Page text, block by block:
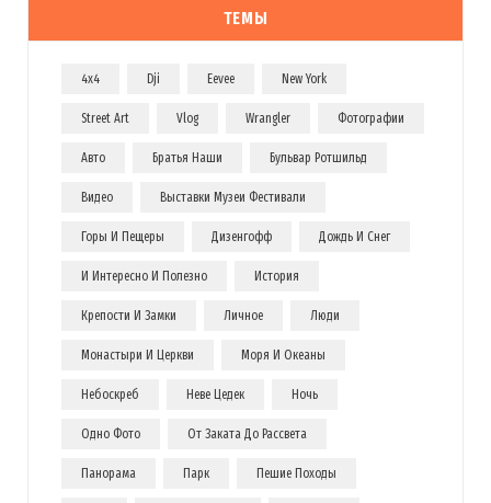
ТЕМЫ
4x4 Dji Eevee New York
Street Art Vlog Wrangler Фотографии
Авто Братья Наши Бульвар Ротшильд
Видео Выставки Музеи Фестивали
Горы И Пещеры Дизенгофф Дождь И Снег
И Интересно И Полезно История
Крепости И Замки Личное Люди
Монастыри И Церкви Моря И Океаны
Небоскреб Неве Цедек Ночь
Одно Фото От Заката До Рассвета
Панорама Парк Пешие Походы